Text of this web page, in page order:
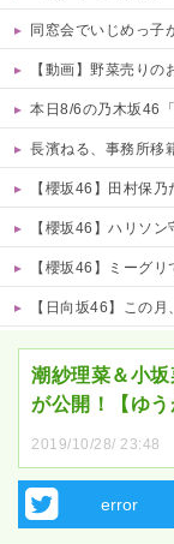
同窓会でいじめっ子が話を美化し「俺のおかげ
【動画】野菜売りの
本日8/6の乃木坂46
長濱ねる、事務所移
【櫻坂46】田村保
【櫻坂46】ハリソ
【櫻坂46】ミーグ
【日向坂46】この月、
潮紗理菜＆小
が公開！【ゆう
2019/10/28/ 23:48
error